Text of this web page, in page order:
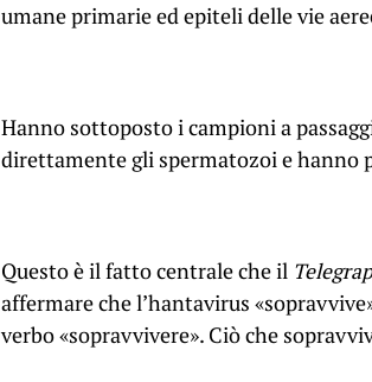
umane primarie ed epiteli delle vie
Hanno sottoposto i campioni a
direttamente gli spermatozoi e hanno
Questo è il fatto centrale che il
affermare che l’hantavirus
verbo «sopravvivere». Ciò che